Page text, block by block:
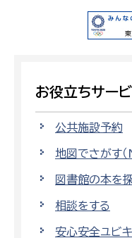
お役立ちサー
公共施設予約
地図でさがす
図書館の本を
相談をする
安心安全ユビ